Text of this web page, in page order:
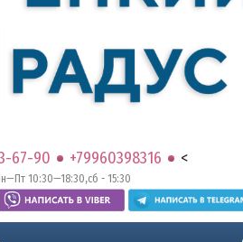
67-90 +79960398316 <
10:30—18:30,сб - 15:30